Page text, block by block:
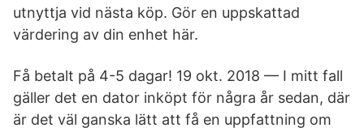
utnyttja vid nästa köp. Gör en uppskattad
värdering av din enhet här.
Få betalt på 4-5 dagar! 19 okt. 2018 — I mitt fall
gäller det en dator inköpt för några år sedan, där
är det väl ganska lätt att få en uppfattning om